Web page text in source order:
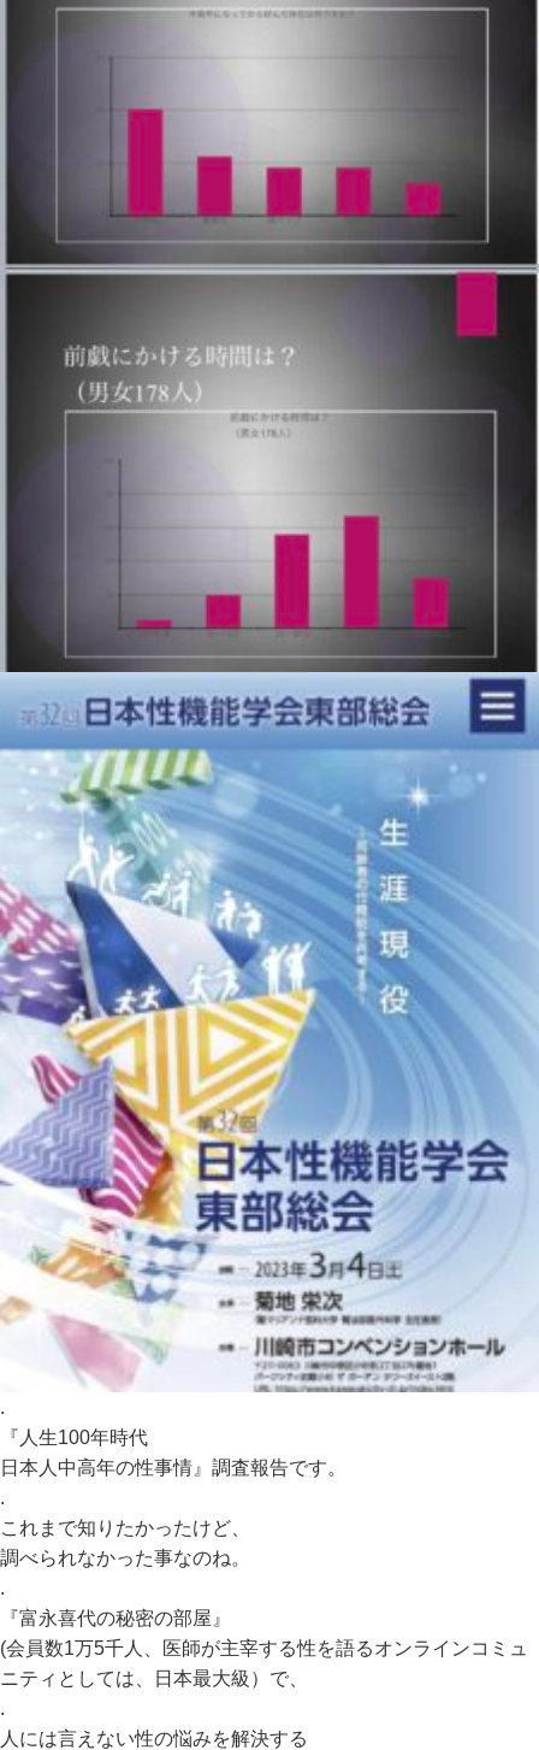
.
『人生100年時代
日本人中高年の性事情』調査報告です。
.
これまで知りたかったけど、
調べられなかった事なのね。
.
『富永喜代の秘密の部屋』
(会員数1万5千人、医師が主宰する性を語るオンラインコミュ
ニティとしては、日本最大級）で、
.
人には言えない性の悩みを解決する